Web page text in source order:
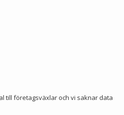
till företagsväxlar och vi saknar data